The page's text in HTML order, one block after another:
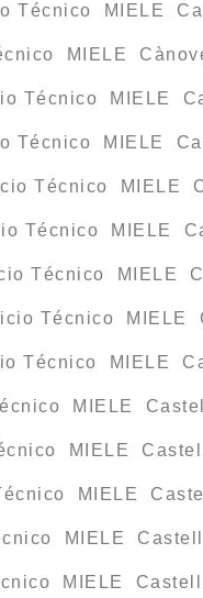
Técnico MIELE
MIELE
Técnico MIELE
Técnico MIELE
Técnico MIELE
Técnico MIELE
Técnico MIELE
Técnico MIELE
Técnico MIELE
MIELE
MIELE
MIELE
MIELE
MIELE